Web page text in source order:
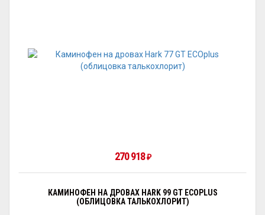
270 918₽
КАМИНОФЕН НА ДРОВАХ HARK 99 GT ECOPLUS
(ОБЛИЦОВКА ТАЛЬКОХЛОРИТ)